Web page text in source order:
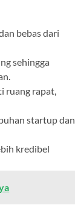
bebas dari
sehingga
ruang rapat,
startup dan
kredibel